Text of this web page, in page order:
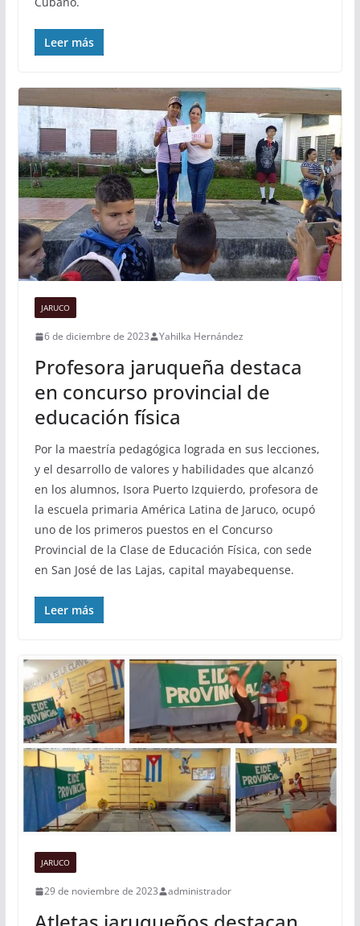
Leer más
JARUCO
6 de diciembre de 2023 Yahilka Hernández
Profesora jaruqueña destaca
en concurso provincial de
educación física
Por la maestría pedagógica lograda en sus lecciones,
y el desarrollo de valores y habilidades que alcanzó
en los alumnos, Isora Puerto Izquierdo, profesora de
la escuela primaria América Latina de Jaruco, ocupó
uno de los primeros puestos en el Concurso
Provincial de la Clase de Educación Física, con sede
en San José de las Lajas, capital mayabequense.
Leer más
JARUCO
29 de noviembre de 2023 administrador